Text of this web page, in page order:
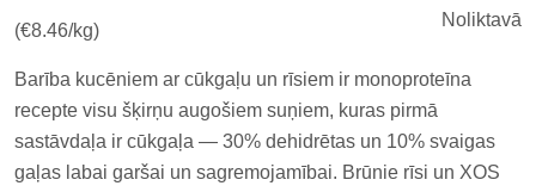
(€8.46/kg)
Noliktavā
Barība kucēniem ar cūkgaļu un rīsiem ir monoproteīna
recepte visu šķirņu augošiem suņiem, kuras pirmā
sastāvdaļa ir cūkgaļa — 30% dehidrētas un 10% svaigas
gaļas labai garšai un sagremojamībai. Brūnie rīsi un XOS